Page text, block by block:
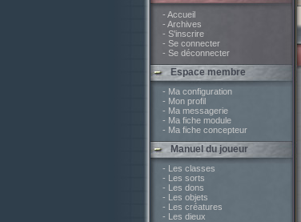
- Accueil
- Archives
- S'inscrire
- Se connecter
- Se déconnecter
Espace membre
- Ma configuration
- Mon profil
- Ma messagerie
- Ma fiche module
- Ma fiche concepteur
Manuel du joueur
- Les classes
- Les sorts
- Les dons
- Les objets
- Les créatures
- Les dieux